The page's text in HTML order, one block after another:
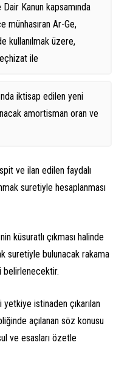
Kanun kapsamında
münhasıran Ar-Ge,
kullanılmak üzere,
ile
iktisap edilen yeni
amortisman oran ve
ve ilan edilen faydalı
suretiyle hesaplanması
küsuratlı çıkması halinde
suretiyle bulunacak rakama
belirlenecektir.
istinaden çıkarılan
açılanan söz konusu
ve esasları özetle